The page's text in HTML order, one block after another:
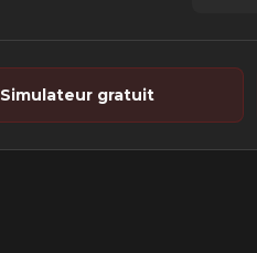
Simulateur gratuit